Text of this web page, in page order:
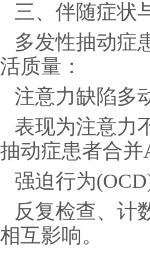
三、伴随症状
多发性抽动症
活质量：
注意力缺陷多
表现为注意力
抽动症患者合并
强迫行为
反复检查、计
相互影响。